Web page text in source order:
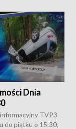
Dnia
TVP3
do piątku o 15:30,